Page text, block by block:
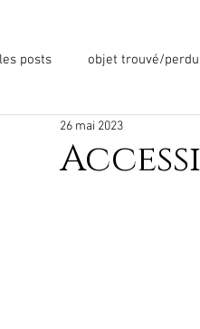
posts objet trouvé/perdu
consultation info mairie
26 mai 2023